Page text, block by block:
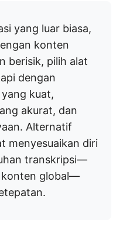
yang luar biasa,
konten
berisik, pilih alat
dengan
kuat,
akurat, dan
Alternatif
menyesuaikan diri
transkripsi—
konten global—